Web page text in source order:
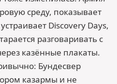
среду, показывает
Discovery Days,
разговаривать с
казённые плакаты.
Бундесвер
казармы и не